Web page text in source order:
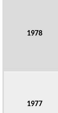
1978
1977